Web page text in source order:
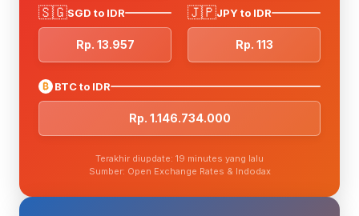
🇸🇬SGD to IDR
Rp. 13.957
🇯🇵JPY to IDR
Rp. 113
₿ BTC to IDR
Rp. 1.146.734.000
Terakhir diupdate: 19 minutes yang lalu
Sumber: Open Exchange Rates & Indodax